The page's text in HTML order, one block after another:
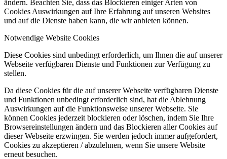
ändern. Beachten Sie, dass das Blockieren einiger Arten von
Cookies Auswirkungen auf Ihre Erfahrung auf unseren Websites
und auf die Dienste haben kann, die wir anbieten können.
Notwendige Website Cookies
Diese Cookies sind unbedingt erforderlich, um Ihnen die auf unserer
Webseite verfügbaren Dienste und Funktionen zur Verfügung zu
stellen.
Da diese Cookies für die auf unserer Webseite verfügbaren Dienste
und Funktionen unbedingt erforderlich sind, hat die Ablehnung
Auswirkungen auf die Funktionsweise unserer Webseite. Sie
können Cookies jederzeit blockieren oder löschen, indem Sie Ihre
Browsereinstellungen ändern und das Blockieren aller Cookies auf
dieser Webseite erzwingen. Sie werden jedoch immer aufgefordert,
Cookies zu akzeptieren / abzulehnen, wenn Sie unsere Website
erneut besuchen.